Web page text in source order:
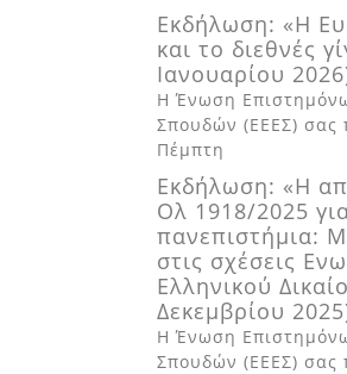
Εκδήλωση: «Η
και το διεθνές
Ιανουαρίου
Η Ένωση
Σπουδών (ΕΕΕΣ) σας
Πέμπτη
Εκδήλωση: «Η
Ολ 1918/2025
πανεπιστήμια:
στις σχέσεις
Ελληνικού
Δεκεμβρίου
Η Ένωση
Σπουδών (ΕΕΕΣ) σας